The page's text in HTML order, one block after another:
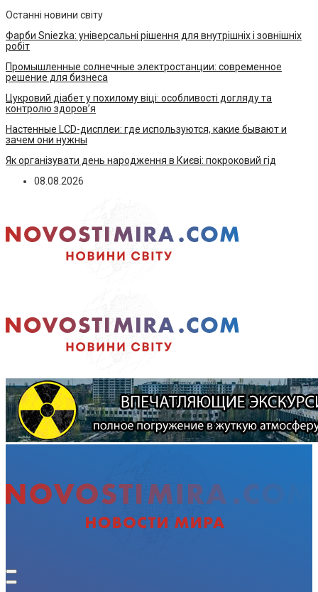
Останні новини світу
Фарби Sniezka: універсальні рішення для внутрішніх і зовнішніх
робіт
Промышленные солнечные электростанции: современное
решение для бизнеса
Цукровий діабет у похилому віці: особливості догляду та
контролю здоров’я
Настенные LCD-дисплеи: где используются, какие бывают и
зачем они нужны
Як організувати день народження в Києві: покроковий гід
08.08.2026